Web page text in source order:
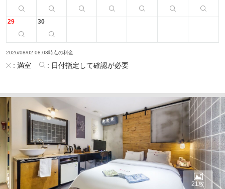
29 30
2026/08/02 08:03時点の料金
: 満室 : 日付指定して確認が必要
21枚